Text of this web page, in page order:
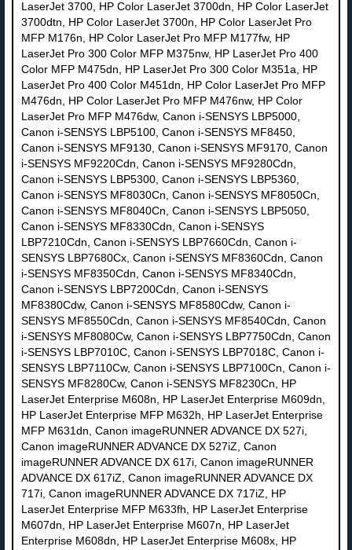
LaserJet 3700, HP Color LaserJet 3700dn, HP Color LaserJet
3700dtn, HP Color LaserJet 3700n, HP Color LaserJet Pro
MFP M176n, HP Color LaserJet Pro MFP M177fw, HP
LaserJet Pro 300 Color MFP M375nw, HP LaserJet Pro 400
Color MFP M475dn, HP LaserJet Pro 300 Color M351a, HP
LaserJet Pro 400 Color M451dn, HP Color LaserJet Pro MFP
M476dn, HP Color LaserJet Pro MFP M476nw, HP Color
LaserJet Pro MFP M476dw, Canon i-SENSYS LBP5000,
Canon i-SENSYS LBP5100, Canon i-SENSYS MF8450,
Canon i-SENSYS MF9130, Canon i-SENSYS MF9170, Canon
i-SENSYS MF9220Cdn, Canon i-SENSYS MF9280Cdn,
Canon i-SENSYS LBP5300, Canon i-SENSYS LBP5360,
Canon i-SENSYS MF8030Cn, Canon i-SENSYS MF8050Cn,
Canon i-SENSYS MF8040Cn, Canon i-SENSYS LBP5050,
Canon i-SENSYS MF8330Cdn, Canon i-SENSYS
LBP7210Cdn, Canon i-SENSYS LBP7660Cdn, Canon i-
SENSYS LBP7680Cx, Canon i-SENSYS MF8360Cdn, Canon
i-SENSYS MF8350Cdn, Canon i-SENSYS MF8340Cdn,
Canon i-SENSYS LBP7200Cdn, Canon i-SENSYS
MF8380Cdw, Canon i-SENSYS MF8580Cdw, Canon i-
SENSYS MF8550Cdn, Canon i-SENSYS MF8540Cdn, Canon
i-SENSYS MF8080Cw, Canon i-SENSYS LBP7750Cdn, Canon
i-SENSYS LBP7010C, Canon i-SENSYS LBP7018C, Canon i-
SENSYS LBP7110Cw, Canon i-SENSYS LBP7100Cn, Canon i-
SENSYS MF8280Cw, Canon i-SENSYS MF8230Cn, HP
LaserJet Enterprise M608n, HP LaserJet Enterprise M609dn,
HP LaserJet Enterprise MFP M632h, HP LaserJet Enterprise
MFP M631dn, Canon imageRUNNER ADVANCE DX 527i,
Canon imageRUNNER ADVANCE DX 527iZ, Canon
imageRUNNER ADVANCE DX 617i, Canon imageRUNNER
ADVANCE DX 617iZ, Canon imageRUNNER ADVANCE DX
717i, Canon imageRUNNER ADVANCE DX 717iZ, HP
LaserJet Enterprise MFP M633fh, HP LaserJet Enterprise
M607dn, HP LaserJet Enterprise M607n, HP LaserJet
Enterprise M608dn, HP LaserJet Enterprise M608x, HP